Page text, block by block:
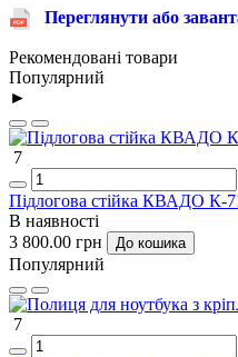
Переглянути або
Рекомендовані товари
Популярний
►
7
Підлогова стійка КВАДО К-
В наявності
3 800.00 грн
До кошика
Популярний
7